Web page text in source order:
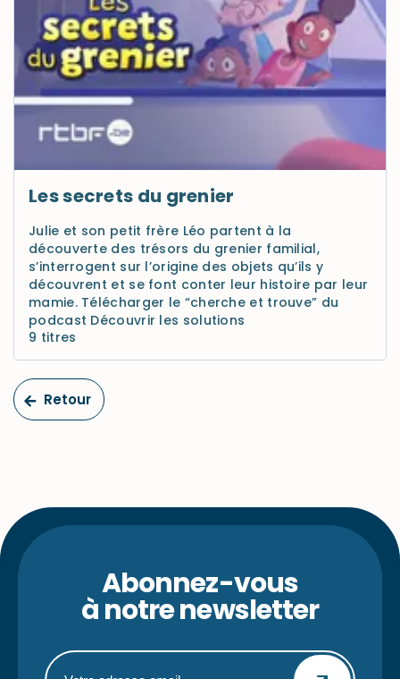
Les secrets du grenier
Julie et son petit frère Léo partent à la
découverte des trésors du grenier familial,
s’interrogent sur l’origine des objets qu’ils y
découvrent et se font conter leur histoire par leur
mamie. Télécharger le “cherche et trouve” du
podcast Découvrir les solutions
9 titres
Retour
Abonnez-vous
à notre newsletter